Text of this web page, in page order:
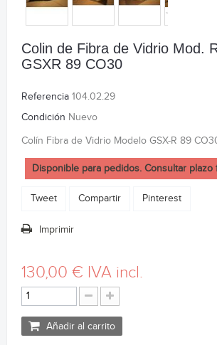
Colin de Fibra de Vidrio Mod.
GSXR 89 CO30
Referencia 104.02.29
Condición Nuevo
Colín Fibra de Vidrio Modelo GSX-R 89
Disponible para pedidos. Consultar plazo
Tweet Compartir Pinterest
Imprimir
130,00 € IVA incl.
Añadir al carrito